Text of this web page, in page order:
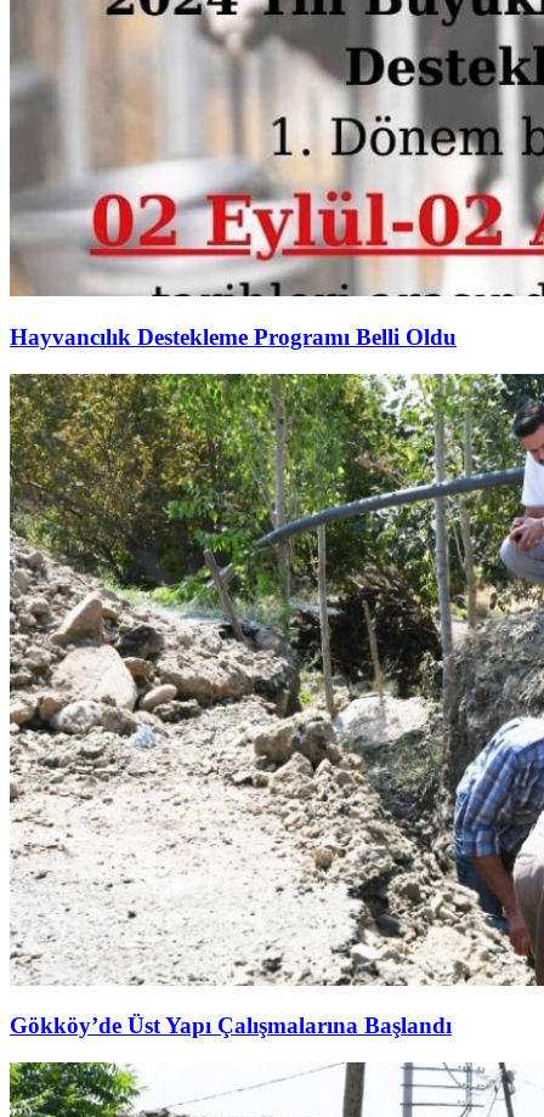
Hayvancılık Destekleme Programı Belli Oldu
Gökköy’de Üst Yapı Çalışmalarına Başlandı